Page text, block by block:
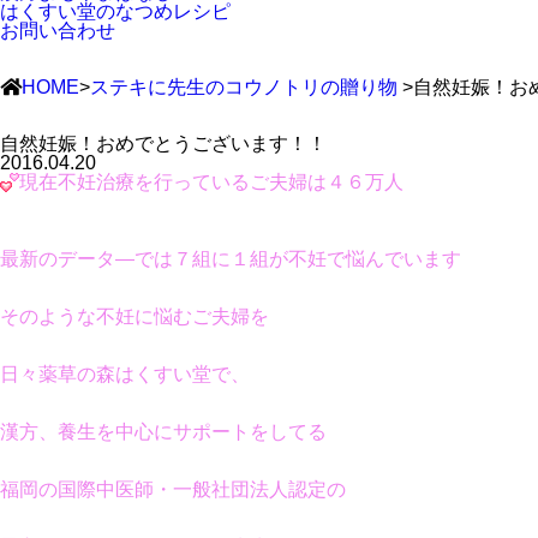
はくすい堂のなつめレシピ
お問い合わせ
HOME>ステキに先生のコウノトリの贈り物 >自然妊娠！お
自然妊娠！おめでとうございます！！
2016.04.20
現在不妊治療を行っているご夫婦は４６万人
最新のデータ―では７組に１組が不妊で悩んでいます
そのような不妊に悩むご夫婦を
日々薬草の森はくすい堂で、
漢方、養生を中心にサポートをしてる
福岡の国際中医師・一般社団法人認定の